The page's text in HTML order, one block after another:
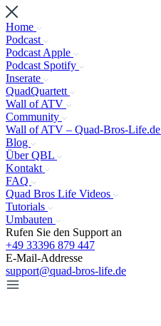
Home
Podcast
Podcast Apple
Podcast Spotify
Inserate
QuadQuartett
Wall of ATV
Community
Wall of ATV – Quad-Bros-Life.de
Blog
Über QBL
Kontakt
FAQ
Quad Bros Life Videos
Tutorials
Umbauten
Rufen Sie den Support an
+49 33396 879 447
E-Mail-Addresse
support@quad-bros-life.de